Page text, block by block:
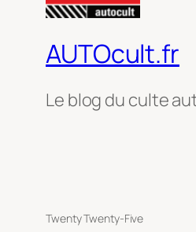
AUTOcult.fr
Le blog du culte
Twenty Twenty-Five